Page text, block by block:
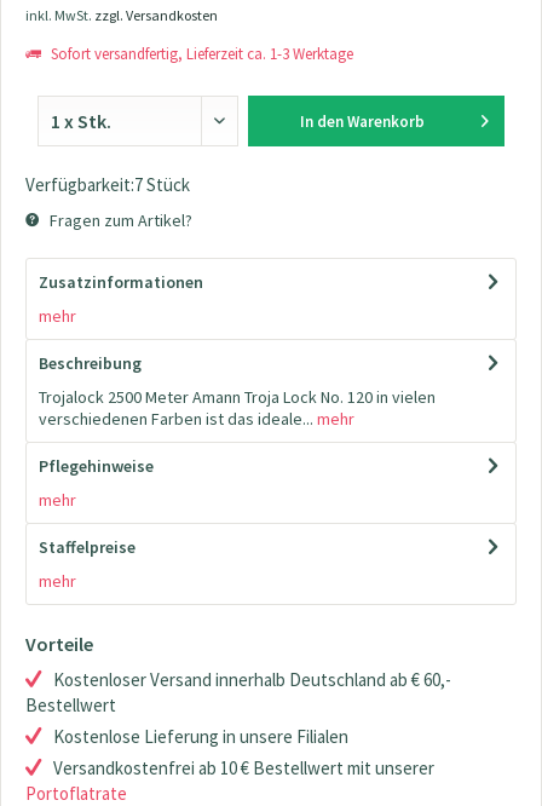
inkl. MwSt. zzgl. Versandkosten
Sofort versandfertig, Lieferzeit ca. 1-3 Werktage
In den Warenkorb
Verfügbarkeit:7 Stück
Fragen zum Artikel?
Zusatzinformationen
mehr
Beschreibung
Trojalock 2500 Meter Amann Troja Lock No. 120 in vielen
verschiedenen Farben ist das ideale... mehr
Pflegehinweise
mehr
Staffelpreise
mehr
Vorteile
Kostenloser Versand innerhalb Deutschland ab € 60,-
Bestellwert
Kostenlose Lieferung in unsere Filialen
Versandkostenfrei ab 10 € Bestellwert mit unserer
Portoflatrate